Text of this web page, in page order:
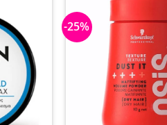
-25%